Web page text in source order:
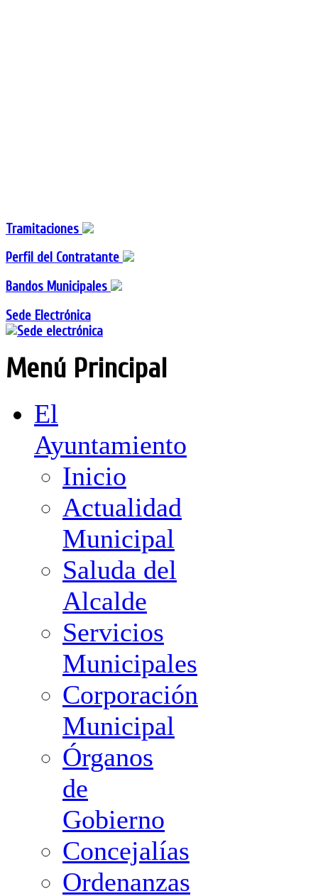
Tramitaciones
Perfil del Contratante
Bandos Municipales
Sede Electrónica
Menú Principal
El
Ayuntamiento
Inicio
Actualidad
Municipal
Saluda del
Alcalde
Servicios
Municipales
Corporación
Municipal
Órganos
de
Gobierno
Concejalías
Ordenanzas